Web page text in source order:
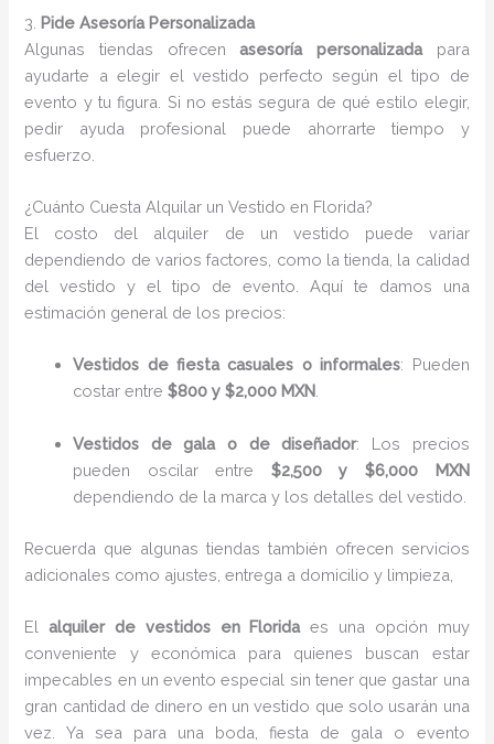
3. Pide Asesoría Personalizada
Algunas tiendas ofrecenasesoría personalizadapara
ayudarte a elegir el vestido perfecto según el tipo de
evento y tu figura. Si no estás segura de qué estilo elegir,
pedir ayuda profesional puede ahorrarte tiempo y
esfuerzo.
¿Cuánto Cuesta Alquilar un Vestido en Florida?
El costo del alquiler de un vestido puede variar
dependiendo de varios factores, como la tienda, la calidad
del vestido y el tipo de evento. Aquí te damos una
estimación general de los precios:
Vestidos de fiesta casuales o informales: Pueden
costar entre$800 y $2,000 MXN.
Vestidos de gala o de diseñador: Los precios
pueden oscilar entre $2,500 y $6,000 MXN
dependiendo de la marca y los detalles del vestido.
Recuerda que algunas tiendas también ofrecen servicios
adicionales como ajustes, entrega a domicilio y limpieza,
Elalquiler de vestidos en Floridaes una opción muy
conveniente y económica para quienes buscan estar
impecables en un evento especial sin tener que gastar una
gran cantidad de dinero en un vestido que solo usarán una
vez. Ya sea para una boda, fiesta de gala o evento